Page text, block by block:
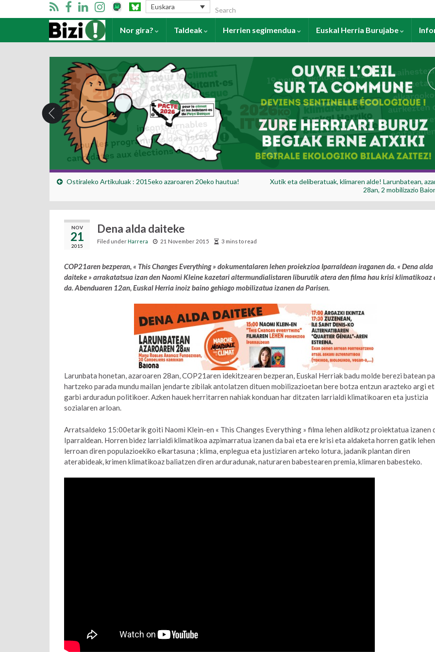
Euskara Search for:
Harrera Nor gira? Taldeak Herrien segimendua Euskal Herria Burujabe
Ostiraleko Artikuluak : 2015eko azaroaren 20eko hautua!
Xutik eta deliberatuak, klimaren alde! Larunbatean,
28an, 2 mobilizazio
NOV
21
2015
Dena alda daiteke
Filed underHarrera 21 November 2015 3 mins to read
COP21aren bezperan, « This Changes Everything » dokumentalaren lehen proiekzioa Iparraldean iraganen da. « Dena alda
daiteke » arrakatatsua izan den Naomi Kleine kazetari altermundialistaren liburutik atera den filma hau krisi klimatikoaz
da. Abenduaren 12an, Euskal Herria inoiz baino gehiago mobilizatua izanen da Parisen.
Larunbata honetan, azaroaren 28an, COP21aren idekitzearen bezperan, Euskal Herriak badu molde berezi batean
hartzeko parada mundu mailan jendarte zibilak antolatzen dituen mobilizazioetan bere botza entzun arazteko argi
garbi arduradun politikoer. Azken hauek herritarren nahiak konduan har ditzaten larrialdi klimatikoaren eta justizia
sozialaren arloan.
Arratsaldeko 15:00etarik goiti Naomi Klein-en « This Changes Everything » filma lehen aldikotz proiektatua izanen
Iparraldean. Horren bidez larrialdi klimatikoa azpimarratua izanen da bai eta ere krisi eta aldaketa horren gatik lehen
lerroan diren populazioekiko elkartasuna ; klima, enplegua eta justiziaren arteko lotura, jadanik plantan diren
aterabideak, krimen klimatikoaz baliatzen diren arduradunak, naturaren babestearen premia, klimaren babesteko.